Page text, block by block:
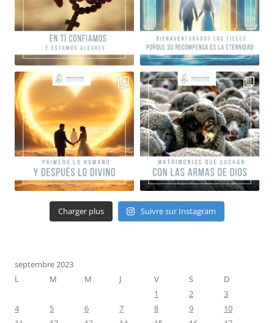
Charger plus Suivre sur Instagram
septembre 2023
L
M M J V S
D
1
2
3
4
5 6 7 8 9
10